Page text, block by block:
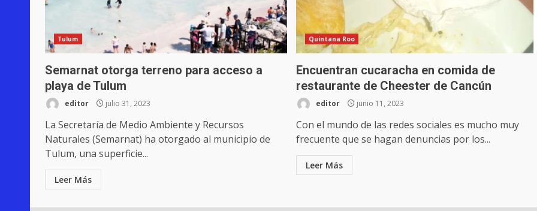
Tulum
Semarnat otorga terreno para acceso a
playa de Tulum
editor julio 31, 2023
La Secretaría de Medio Ambiente y Recursos
Naturales (Semarnat) ha otorgado al municipio de
Tulum, una superficie...
Leer Más
Quintana Roo
Encuentran cucaracha en comida de
restaurante de Cheester de Cancún
editor junio 11, 2023
Con el mundo de las redes sociales es mucho muy
frecuente que se hagan denuncias por los...
Leer Más